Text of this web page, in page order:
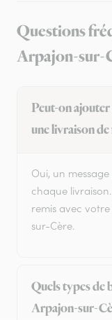
Questions
Arpajon-sur-
Peut-on ajouter
une livraison
Oui, un
chaque
remis avec
sur-Cère.
Quels types de
Arpajon-sur-